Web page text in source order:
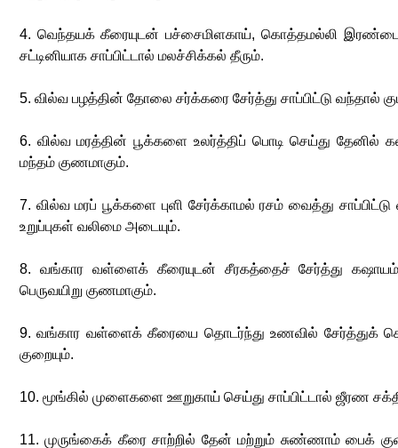
4. வெந்தயக் கீரையுடன் பச்சைமிளகாய், கொத்தமல்லி
சட்டினியாக சாப்பிட்டால் மலச்சிக்கல் தீரும்.
5. வில்வ பழத்தின் தோலை சர்க்கரை சேர்த்து சாப்பிட்டு வந்தால்
6. வில்வ மரத்தின் பூக்களை உலர்த்திப் பொடி செய்து தேனில்
மந்தம் குணமாகும்.
7. வில்வ மரப் பூக்களை புளி சேர்க்காமல் ரசம் வைத்து
உறுப்புகள் வலிமை அடையும்.
8. வங்கார வள்ளைக் கீரையுடன் சீரகத்தைச் சேர்த்து கஷாயம்
பெருவயிறு குணமாகும்.
9. வங்கார வள்ளைக் கீரையை தொடர்ந்து உணவில் சேர்த்துக்
குறையும்.
10. மூங்கில் முளைகளை ஊறுகாய் செய்து சாப்பிட்டால் ஜீரண
11. முருங்கைக் கீரை சாற்றில் தேன் மற்றும் சுண்ணாம் பைக்